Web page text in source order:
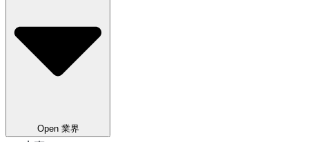
Open 業界